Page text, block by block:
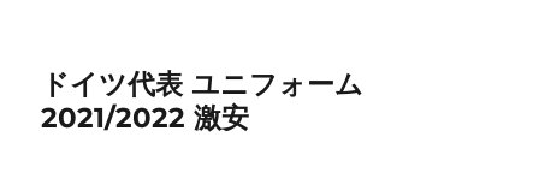
ドイツ代表 ユニフォーム
2021/2022 激安